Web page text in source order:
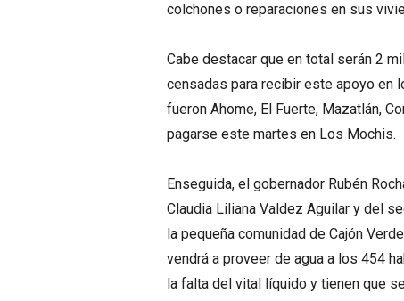
colchones o reparaciones en sus
Cabe destacar que en total serán 2
censadas para recibir este apoyo en
fueron Ahome, El Fuerte, Mazatlán,
pagarse este martes en Los Mochis.
Enseguida, el gobernador Rubén
Claudia Liliana Valdez Aguilar y del
la pequeña comunidad de Cajón
vendrá a proveer de agua a los 454
la falta del vital líquido y tienen que